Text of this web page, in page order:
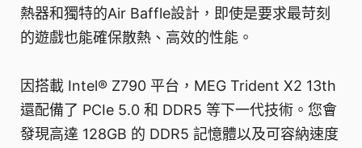
熱器和獨特的Air Baffle設計，即使是要求最苛刻
的遊戲也能確保散熱、高效的性能。
因搭載 Intel® Z790 平台，MEG Trident X2 13th
還配備了 PCIe 5.0 和 DDR5 等下一代技術。您會
發現高達 128GB 的 DDR5 記憶體以及可容納速度